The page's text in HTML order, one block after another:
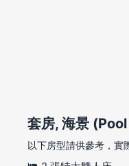
套房, 海景
以下房型請供參考，實